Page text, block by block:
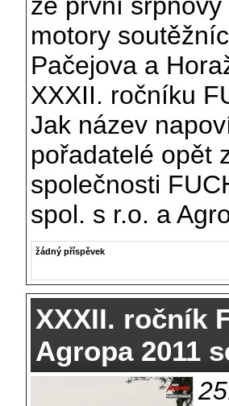
motory
Pačejova a
XXXII. ročníku
Jak název
pořadatelé opět
společnosti
spol. s r.o. a
žádný příspěvek
XXXII. ročník
Agropa 2011